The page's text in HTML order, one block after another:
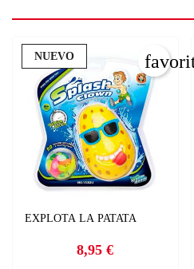
EXPLOTA LA PATATA
Precio
8,95 €
NUEVO